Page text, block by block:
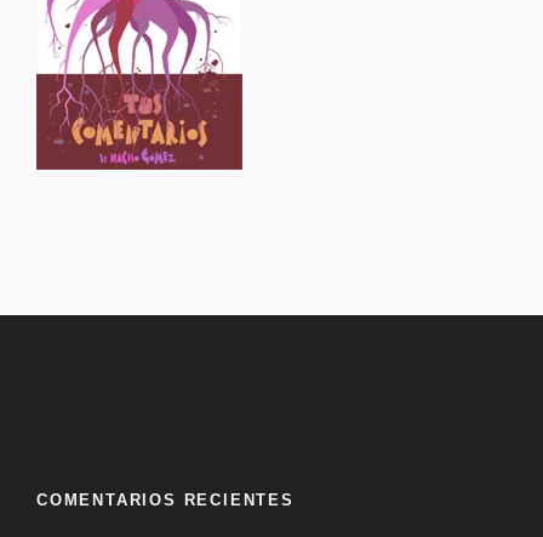
COMENTARIOS RECIENTES